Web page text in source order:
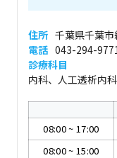
住所 千葉県千葉
電話 043-294-
診療科目
内科、人工透析内科
08:00~ 17:00
08:00~ 15:00